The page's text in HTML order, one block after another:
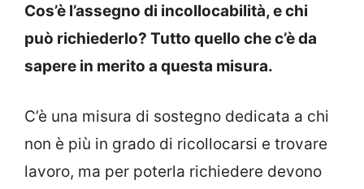
Cos’è l’assegno di incollocabilità, e chi
può richiederlo? Tutto quello che c’è da
sapere in merito a questa misura.
C’è una misura di sostegno dedicata a chi
non è più in grado di ricollocarsi e trovare
lavoro, ma per poterla richiedere devono